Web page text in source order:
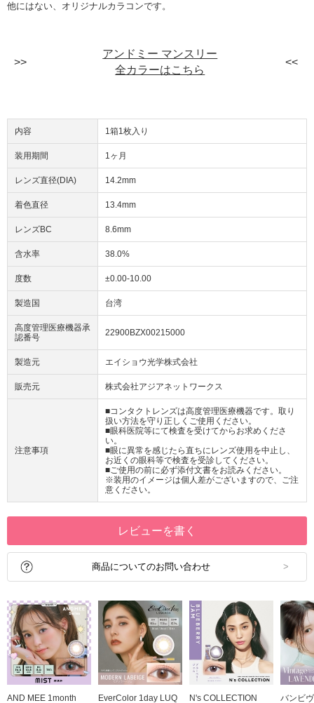
他にはない、オリジナルカラコンです。
アンドミー マンスリー
全カラーはこちら
内容 1箱1枚入り
装用期間 1ヶ月
レンズ直径(DIA) 14.2mm
着色直径 13.4mm
レンズBC 8.6mm
含水率 38.0%
度数 ±0.00-10.00
製造国 台湾
高度管理医療機器承
認番号
22900BZX00215000
製造元 エイショウ光学株式会社
販売元 株式会社アジアネットワークス
注意事項
■コンタクトレンズは高度管理医療機器です。取り
扱い方法を守り正しくご使用ください。
■眼科医院等にて検査を受けてからお求めくださ
い。
■眼に異常を感じたら直ちにレンズ使用を中止し、
お近くの眼科等で検査を受診してください。
■ご使用の前に必ず添付文書をお読みください。
※装用のイメージは個人差がございますので、ご注
意ください。
レビューを書く
商品についてのお問い合わせ
AND MEE 1month EverColor 1day LUQ N's COLLECTION バンビ